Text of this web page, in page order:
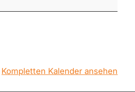
Kompletten Kalender ansehen